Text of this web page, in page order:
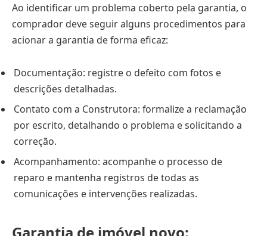
Ao identificar um problema coberto pela garantia, o
comprador deve seguir alguns procedimentos para
acionar a garantia de forma eficaz:
Documentação: registre o defeito com fotos e
descrições detalhadas.
Contato com a Construtora: formalize a reclamação
por escrito, detalhando o problema e solicitando a
correção.
Acompanhamento: acompanhe o processo de
reparo e mantenha registros de todas as
comunicações e intervenções realizadas.
Garantia de imóvel novo: